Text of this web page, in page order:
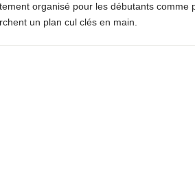
organisé pour les débutants comme
un plan cul clés en main.